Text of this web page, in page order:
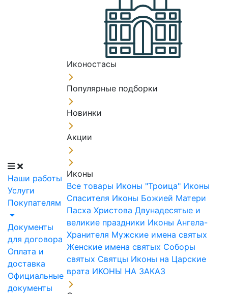
Наши работы
Услуги
Покупателям
Документы
для договора
Оплата и
доставка
Официальные
документы
Иконостасы
Популярные подборки
Новинки
Акции
Иконы
Все товары Иконы "Троица" Иконы
Спасителя Иконы Божией Матери
Пасха Христова Двунадесятые и
великие праздники Иконы Ангела-
Хранителя Мужские имена святых
Женские имена святых Соборы
святых Святцы Иконы на Царские
врата ИКОНЫ НА ЗАКАЗ